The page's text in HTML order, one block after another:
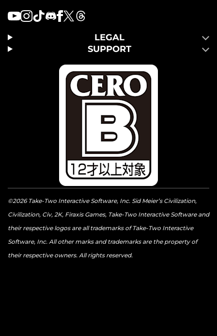
LEGAL
SUPPORT
©2026 Take-Two Interactive Software, Inc. Sid Meier’s Civilization,
Civilization, Civ, 2K, Firaxis Games, Take-Two Interactive Software and
their respective logos are all trademarks of Take-Two Interactive
Software, Inc. All other marks and trademarks are the property of
their respective owners. All rights reserved.